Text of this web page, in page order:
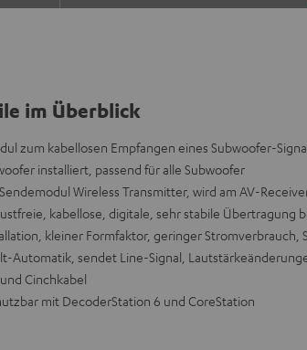
im Überblick
zum kabellosen Empfangen eines Subwoofer-
installiert, passend für alle Subwoofer
Wireless Transmitter, wird am AV-
kabellose, digitale, sehr stabile Übertragung
kleiner Formfaktor, geringer Stromverbrauch,
Automatik, sendet Line-Signal,
Cinchkabel
mit DecoderStation 6 und CoreStation